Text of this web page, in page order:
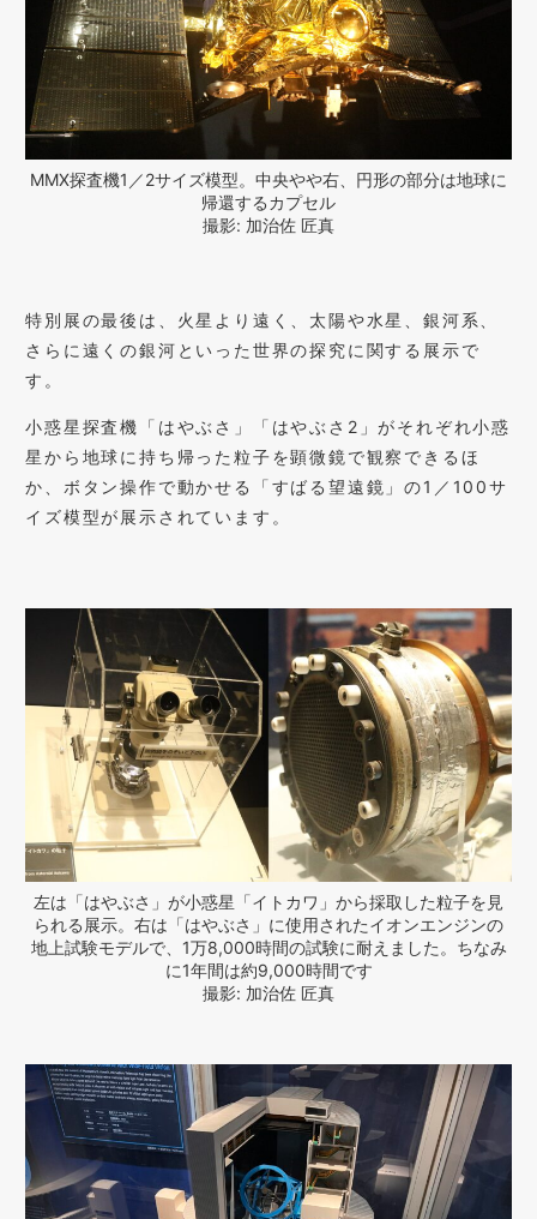
MMX探査機1／2サイズ模型。中央やや右、円形の部分は地球に
帰還するカプセル
撮影: 加治佐 匠真
特別展の最後は、火星より遠く、太陽や水星、銀河系、
さらに遠くの銀河といった世界の探究に関する展示で
す。
小惑星探査機「はやぶさ」「はやぶさ2」がそれぞれ小惑
星から地球に持ち帰った粒子を顕微鏡で観察できるほ
か、ボタン操作で動かせる「すばる望遠鏡」の1／100サ
イズ模型が展示されています。
左は「はやぶさ」が小惑星「イトカワ」から採取した粒子を見
られる展示。右は「はやぶさ」に使用されたイオンエンジンの
地上試験モデルで、1万8,000時間の試験に耐えました。ちなみ
に1年間は約9,000時間です
撮影: 加治佐 匠真